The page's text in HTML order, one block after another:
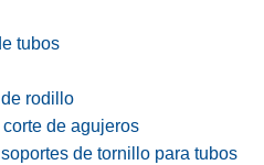
tubos
rodillo
de agujeros
de tornillo para tubos